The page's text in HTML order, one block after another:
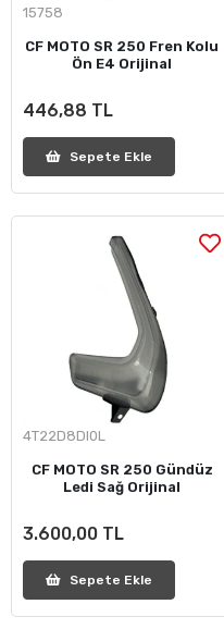
15758
CF MOTO SR 250 Fren Kolu
Ön E4 Orijinal
446,88 TL
Sepete Ekle
4T22D8DI0L
CF MOTO SR 250 Gündüz
Ledi Sağ Orijinal
3.600,00 TL
Sepete Ekle